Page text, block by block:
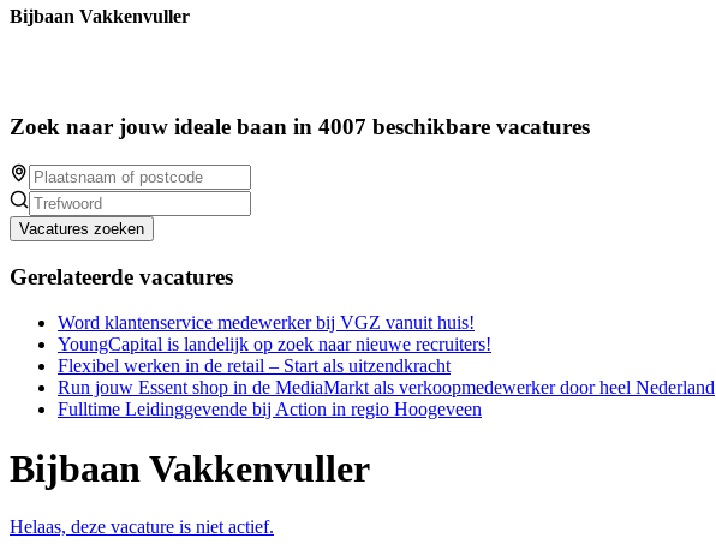
Bijbaan Vakkenvuller
Zoek naar jouw ideale baan in 4007 beschikbare vacatures
Vacatures zoeken
Gerelateerde vacatures
Word klantenservice medewerker bij VGZ vanuit huis!
YoungCapital is landelijk op zoek naar nieuwe recruiters!
Flexibel werken in de retail – Start als uitzendkracht
Run jouw Essent shop in de MediaMarkt als verkoopmedewerker door heel Nederland
Fulltime Leidinggevende bij Action in regio Hoogeveen
Bijbaan Vakkenvuller
Helaas, deze vacature is niet actief.